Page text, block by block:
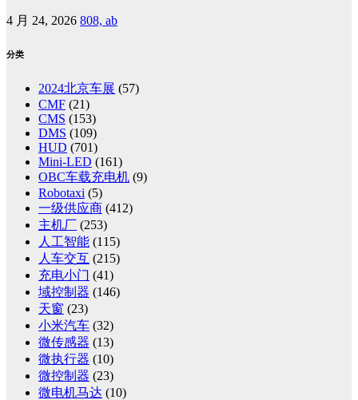
4 月 24, 2026 808, ab
分类
2024北京车展 (57)
CMF (21)
CMS (153)
DMS (109)
HUD (701)
Mini-LED (161)
OBC车载充电机 (9)
Robotaxi (5)
一级供应商 (412)
主机厂 (253)
人工智能 (115)
人车交互 (215)
充电小门 (41)
域控制器 (146)
天窗 (23)
小米汽车 (32)
微传感器 (13)
微执行器 (10)
微控制器 (23)
微电机马达 (10)